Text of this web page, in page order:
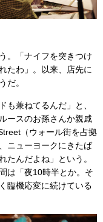
。「ナイフを突きつけ
たわ」。以来、店先に
だ。
も兼ねてるんだ」と、
ースのお孫さんか親戚
（ウォール街を占拠
ニューヨークにきたば
たんだよね」という。
は「夜10時半とか。そ
臨機応変に続けている